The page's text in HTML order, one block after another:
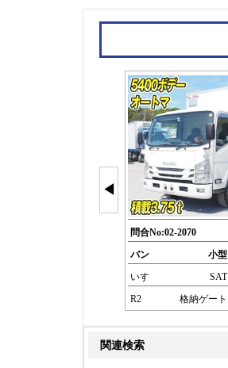
◀
問合No:02-2070
バン
小型
いすゞ
SAT
R2
格納ゲート
関連検索